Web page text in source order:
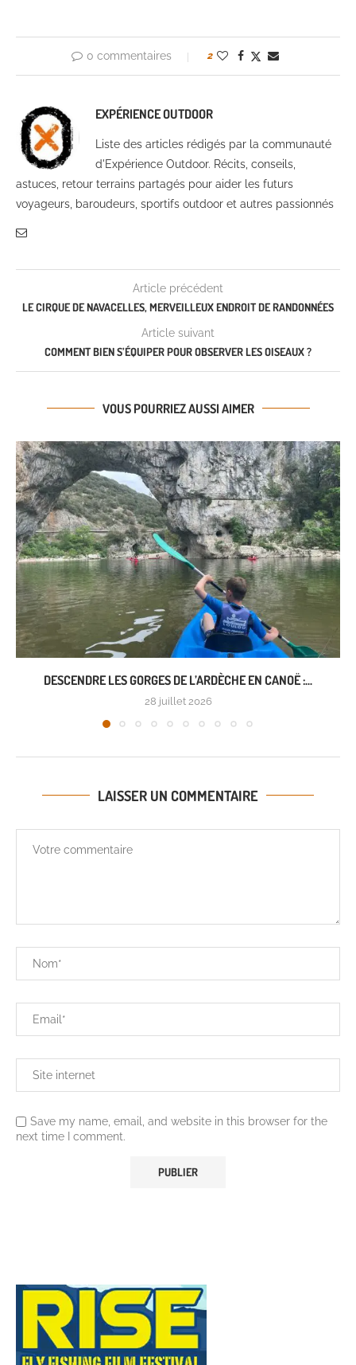
0 commentaires 2
EXPÉRIENCE OUTDOOR
Liste des articles rédigés par la communauté
d'Expérience Outdoor. Récits, conseils,
astuces, retour terrains partagés pour aider les futurs
voyageurs, baroudeurs, sportifs outdoor et autres passionnés
Article précédent
LE CIRQUE DE NAVACELLES, MERVEILLEUX ENDROIT DE RANDONNÉES
Article suivant
COMMENT BIEN S’ÉQUIPER POUR OBSERVER LES OISEAUX ?
VOUS POURRIEZ AUSSI AIMER
DESCENDRE LES GORGES DE L’ARDÈCHE EN CANOË :...
28 juillet 2026
LAISSER UN COMMENTAIRE
Save my name, email, and website in this browser for the
next time I comment.